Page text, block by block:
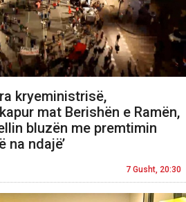
kryeministrisë,
mat Berishën e Ramën,
bluzën me premtimin
na ndajë’
7 Gusht, 20:30